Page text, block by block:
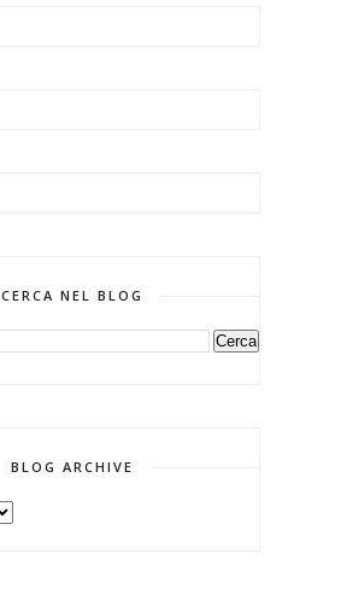
CERCA NEL BLOG
BLOG ARCHIVE